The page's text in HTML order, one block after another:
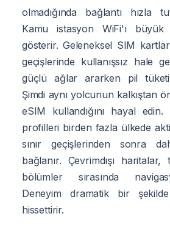
olmadığında bağlantı hızla
Kamu istasyon WiFi'ı büyük
gösterir. Geleneksel SIM
geçişlerinde kullanışsız hale
güçlü ağlar ararken pil
Şimdi aynı yolcunun kalkıştan
eSIM kullandığını hayal edin.
profilleri birden fazla ülkede
sınır geçişlerinden sonra
bağlanır. Çevrimdışı
bölümler sırasında
Deneyim dramatik bir
hissettirir.